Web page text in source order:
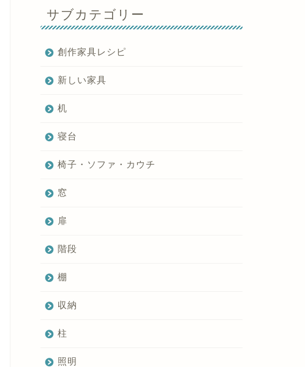
サブカテゴリー
創作家具レシピ
新しい家具
机
寝台
椅子・ソファ・カウチ
窓
扉
階段
棚
収納
柱
照明